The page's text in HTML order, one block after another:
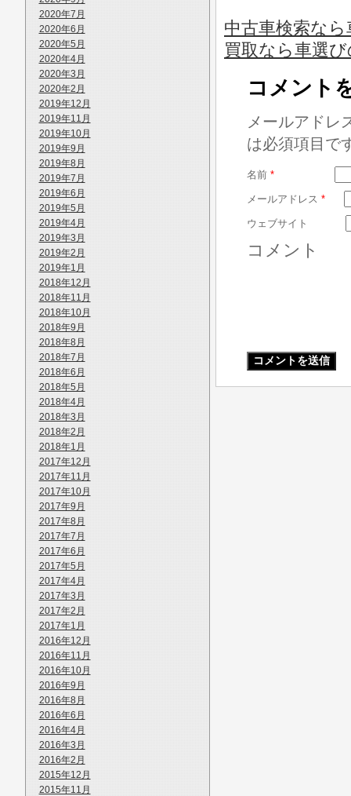
2020年7月
2020年6月
2020年5月
2020年4月
2020年3月
2020年2月
2019年12月
2019年11月
2019年10月
2019年9月
2019年8月
2019年7月
2019年6月
2019年5月
2019年4月
2019年3月
2019年2月
2019年1月
2018年12月
2018年11月
2018年10月
2018年9月
2018年8月
2018年7月
2018年6月
2018年5月
2018年4月
2018年3月
2018年2月
2018年1月
2017年12月
2017年11月
2017年10月
2017年9月
2017年8月
2017年7月
2017年6月
2017年5月
2017年4月
2017年3月
2017年2月
2017年1月
2016年12月
2016年11月
2016年10月
2016年9月
2016年8月
2016年6月
2016年4月
2016年3月
2016年2月
2015年12月
2015年11月
中古車検索な
買取なら車選
コメント
メールアドレ
は必須項目で
名前 *
メールアドレス *
ウェブサイト
コメント